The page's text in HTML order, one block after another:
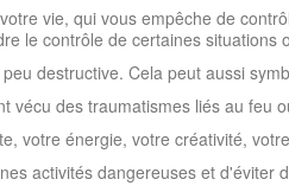
vie, qui vous empêche de
le contrôle de certaines situations
destructive. Cela peut aussi
des traumatismes liés au feu
votre énergie, votre créativité,
activités dangereuses et d'éviter